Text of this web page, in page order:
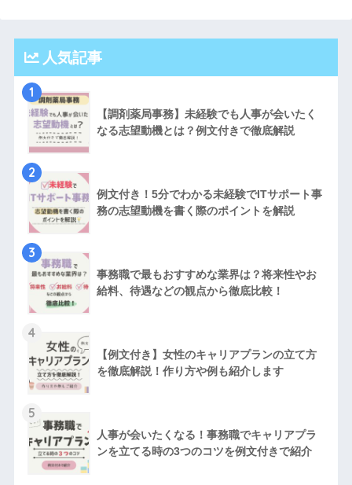
人気記事
1
【調剤薬局事務】未経験でも人事が会いたく
なる志望動機とは？例文付きで徹底解説
2
例文付き！5分でわかる未経験でITサポート事
務の志望動機を書く際のポイントを解説
3
事務職で最もおすすめな業界は？将来性やお
給料、待遇などの観点から徹底比較！
4
【例文付き】女性のキャリアプランの立て方
を徹底解説！作り方や例も紹介します
5
人事が会いたくなる！事務職でキャリアプラ
ンを立てる時の3つのコツを例文付きで紹介